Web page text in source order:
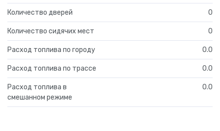
Количество дверей 0
Количество сидячих мест 0
Расход топлива по городу 0.0
Расход топлива по трассе 0.0
Расход топлива в
смешанном режиме
0.0